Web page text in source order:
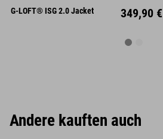
XL XXL
G-LOFT® ISG 2.0 Jacket 349,90 €
Andere kauften auch